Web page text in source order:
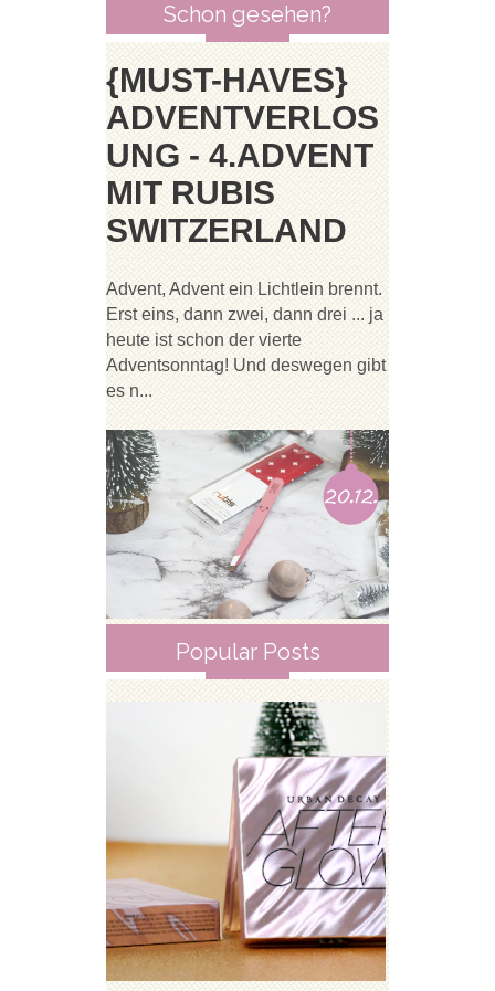
Schon gesehen?
{MUST-HAVES}
ADVENTVERLOS
UNG - 4.ADVENT
MIT RUBIS
SWITZERLAND
Advent, Advent ein Lichtlein brennt.
Erst eins, dann zwei, dann drei ... ja
heute ist schon der vierte
Adventsonntag! Und deswegen gibt
es n...
Popular Posts